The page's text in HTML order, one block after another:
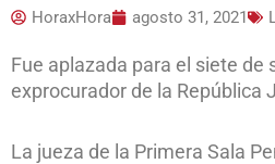
HoraxHora agosto 31, 2021
Fue aplazada para el siete
exprocurador de la República
La jueza de la Primera Sala